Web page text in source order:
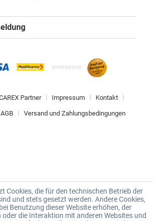
Partner Impressum Kontakt
AGB Versand und Zahlungsbedingungen
Cookies, die für den technischen Betrieb der
und stets gesetzt werden. Andere Cookies,
Benutzung dieser Website erhöhen, der
die Interaktion mit anderen Websites und